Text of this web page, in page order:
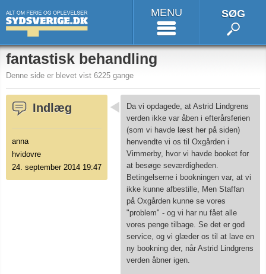
MENU SØG
fantastisk behandling
Denne side er blevet vist 6225 gange
Indlæg
anna
hvidovre
24. september 2014 19:47
Da vi opdagede, at Astrid Lindgrens
verden ikke var åben i efterårsferien
(som vi havde læst her på siden)
henvendte vi os til Oxgården i
Vimmerby, hvor vi havde booket for
at besøge seværdigheden.
Betingelserne i bookningen var, at vi
ikke kunne afbestille, Men Staffan
på Oxgården kunne se vores
"problem" - og vi har nu fået alle
vores penge tilbage. Se det er god
service, og vi glæder os til at lave en
ny bookning der, når Astrid Lindgrens
verden åbner igen.